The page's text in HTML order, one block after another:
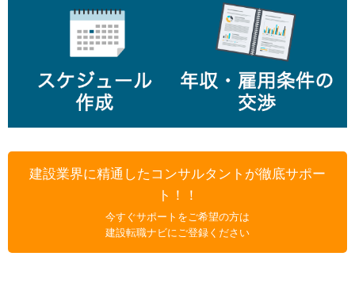
建設業界に精通したコンサルタントが徹底サポー
ト！！
今すぐサポートをご希望の方は
建設転職ナビにご登録ください